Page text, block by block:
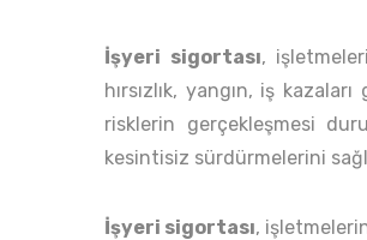
İşyeri sigortası,
hırsızlık, yangın, iş
risklerin gerçekleşmesi
kesintisiz sürdürmelerini
İşyeri sigortası,